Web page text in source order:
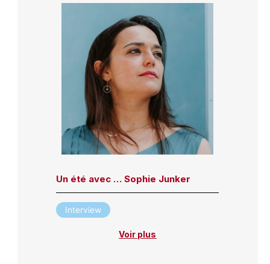
Un été avec … Sophie Junker
Interview
Voir plus